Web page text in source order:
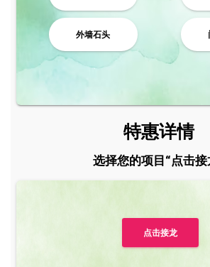
外墙石头
特惠详情
选择您的项目“点击接
点击接龙